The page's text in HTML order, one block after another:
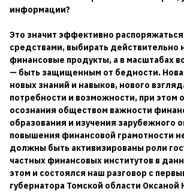
информации?
Это значит эффективно
средствами, выбирать действительно
финансовые продукты, а в масштабах
— быть защищенным от бедности.
новых знаний и навыков, нового
потребности и возможности, при этом
осознания обществом важности
образования и изучения зарубежного
повышения финансовой грамотности
должны быть активизированы роли
частных финансовых институтов в
этом и состоялся наш разговор с
губернатора Томской области Оксаной